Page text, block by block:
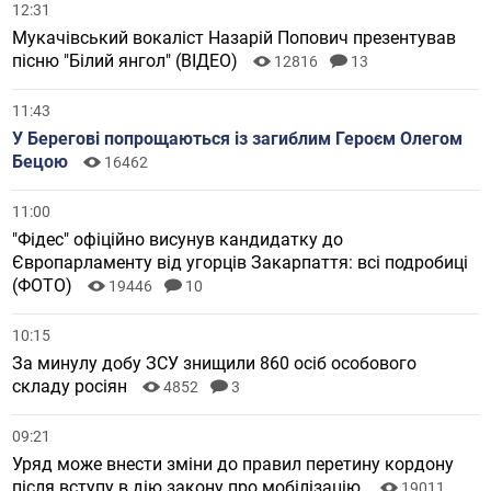
12:31
Мукачівський вокаліст Назарій Попович презентував
пісню "Білий янгол" (ВІДЕО)
12816 13
11:43
У Берегові попрощаються із загиблим Героєм Олегом
Бецою
16462
11:00
"Фідес" офіційно висунув кандидатку до
Європарламенту від угорців Закарпаття: всі подробиці
(ФОТО)
19446 10
10:15
За минулу добу ЗСУ знищили 860 осіб особового
складу росіян
4852 3
09:21
Уряд може внести зміни до правил перетину кордону
після вступу в дію закону про мобілізацію.
19011